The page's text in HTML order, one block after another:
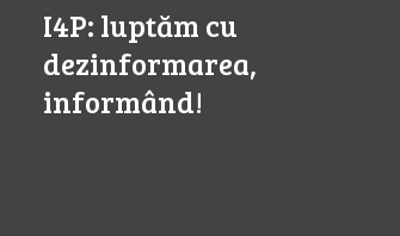
I4P: luptăm cu
dezinformarea,
informând!